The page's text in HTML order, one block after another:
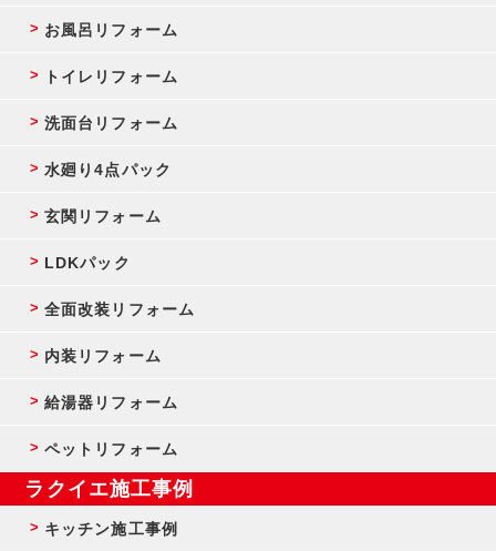
お風呂リフォーム
トイレリフォーム
洗面台リフォーム
水廻り4点パック
玄関リフォーム
LDKパック
全面改装リフォーム
内装リフォーム
給湯器リフォーム
ペットリフォーム
ラクイエ施工事例
キッチン施工事例